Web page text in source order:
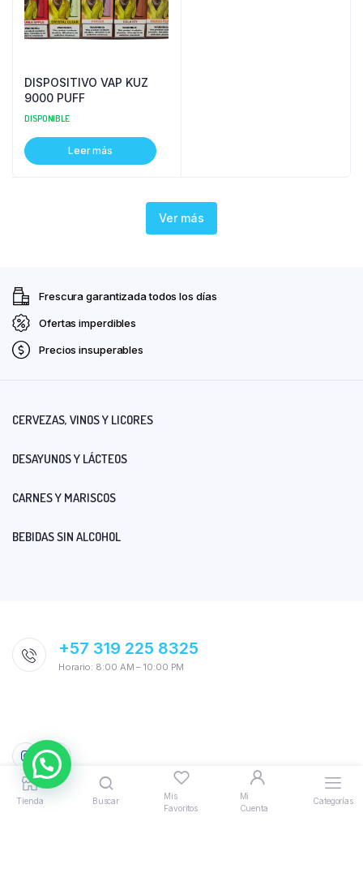
Tienda Buscar
Mis
Favoritos
Mi
Cuenta
Categorías
DISPOSITIVO VAP KUZ
9000 PUFF
DISPONIBLE
Leer más
Ver más
Frescura garantizada todos los días
Ofertas imperdibles
Precios insuperables
CERVEZAS, VINOS Y LICORES
DESAYUNOS Y LÁCTEOS
CARNES Y MARISCOS
BEBIDAS SIN ALCOHOL
+57 319 225 8325
Horario: 8:00 AM – 10:00 PM